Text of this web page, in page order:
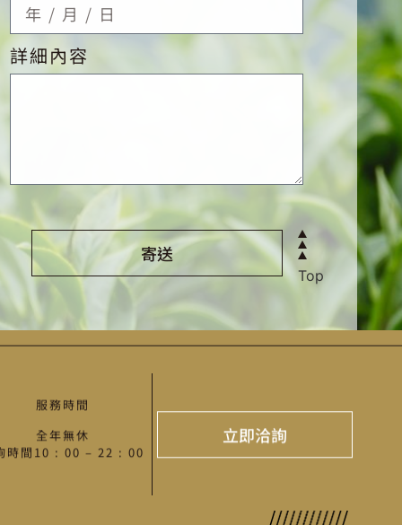
詳細內容
寄送
Alternative:
服務時間
全年無休
時間10 : 00 – 22 : 00
立即洽詢
Top